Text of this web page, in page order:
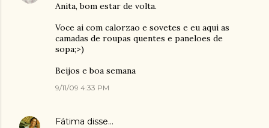
Anita, bom estar de volta.
Voce ai com calorzao e sovetes e eu aqui as
camadas de roupas quentes e paneloes de
sopa;>)
Beijos e boa semana
9/11/09 4:33 PM
Fátima disse…